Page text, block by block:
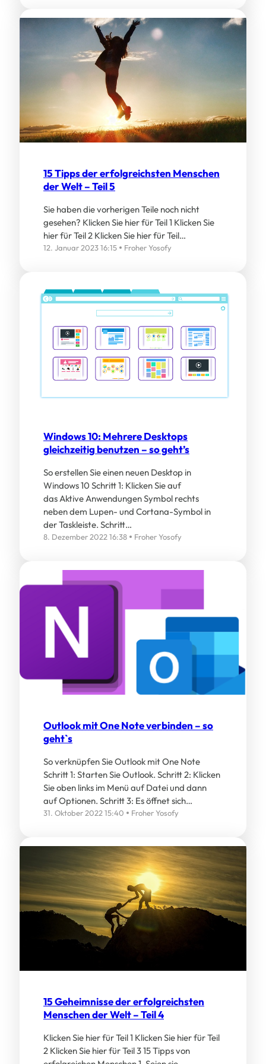
15 Tipps der erfolgreichsten Menschen
der Welt – Teil 5
Sie haben die vorherigen Teile noch nicht
gesehen? Klicken Sie hier für Teil 1 Klicken Sie
hier für Teil 2 Klicken Sie hier für Teil…
12. Januar 2023 16:15 Froher Yosofy
Windows 10: Mehrere Desktops
gleichzeitig benutzen – so geht’s
So erstellen Sie einen neuen Desktop in
Windows 10 Schritt 1: Klicken Sie auf
das Aktive Anwendungen Symbol rechts
neben dem Lupen- und Cortana-Symbol in
der Taskleiste. Schritt…
8. Dezember 2022 16:38 Froher Yosofy
Outlook mit One Note verbinden – so
geht`s
So verknüpfen Sie Outlook mit One Note
Schritt 1: Starten Sie Outlook. Schritt 2: Klicken
Sie oben links im Menü auf Datei und dann
auf Optionen. Schritt 3: Es öffnet sich…
31. Oktober 2022 15:40 Froher Yosofy
15 Geheimnisse der erfolgreichsten
Menschen der Welt – Teil 4
Klicken Sie hier für Teil 1 Klicken Sie hier für Teil
2 Klicken Sie hier für Teil 3 15 Tipps von